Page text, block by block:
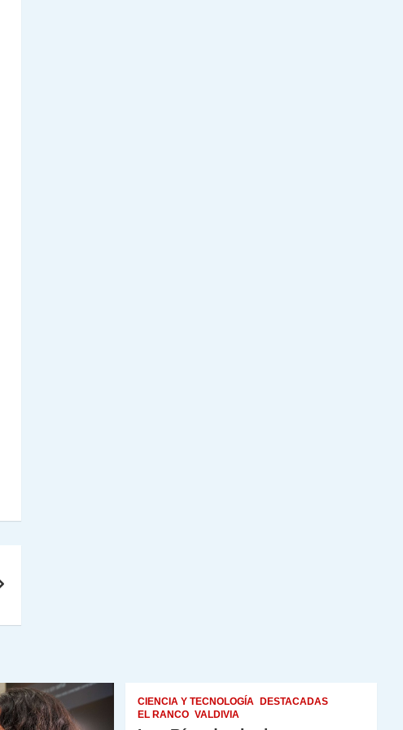
CIENCIA Y TECNOLOGÍA
DESTACADAS
EL RANCO VALDIVIA